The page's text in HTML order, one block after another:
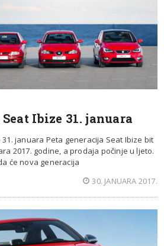
Ibize 31. januara
januara Peta generacija Seat Ibize bit
2017. godine, a prodaja počinje u ljeto.
će nova generacija
30. JANUARA 2017.